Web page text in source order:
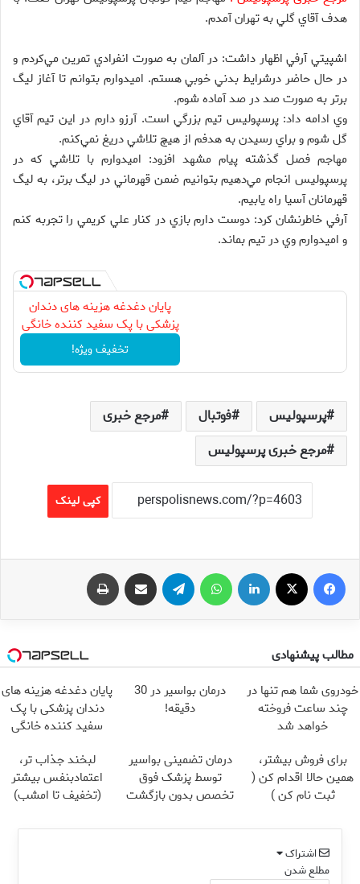
هدف آقاي گلي به تهران آمدم.
اشپيتي آرفي اظهار داشت:‌ در آلمان به صورت انفرادي تمرين مي‌كردم و
در حال حاضر درشرايط بدني خوبي هستم. اميدوارم بتوانم تا آغاز ليگ
برتر به صورت صد در صد آماده شوم.
وي ادامه داد: پرسپوليس تيم بزرگي است. آرزو دارم در اين تيم آقاي
گل شوم و براي رسيدن به هدفم از هيچ تلاشي دريغ نمي‌كنم.
مهاجم فصل گذشته پيام مشهد افزود:‌ اميدوارم با تلاشي كه در
پرسپوليس انجام مي‌دهيم بتوانيم ضمن قهرماني در ليگ برتر، به ليگ
قهرمانان آسيا راه يابيم.
آرفي خاطرنشان كرد:‌ دوست دارم بازي در كنار علي كريمي را تجربه كنم
و اميدوارم وي در تيم بماند.
پایان دغدغه هزینه های دندان
پزشکی با پک سفید کننده خانگی
تخفیف ویژه!
پرسپولیس فوتبال
مرجع خبری
مرجع خبری پرسپولیس
کپی لینک
فیس بوک لینکدین تلگرام اشتراک گذاری از طریق ایمیل
مطالب پیشنهادی
خودروی شما هم تنها در
چند ساعت فروخته
خواهد شد
درمان بواسیر در 30
دقیقه!
پایان دغدغه هزینه های
دندان پزشکی با پک
سفید کننده خانگی
برای فروش بیشتر،
همین حالا اقدام کن (
ثبت نام کن )
درمان تضمینی بواسیر
توسط پزشک فوق
تخصص بدون بازگشت
لبخند جذاب تر،
اعتمادبنفس بیشتر
(تخفیف تا امشب)
اشتراک
مطلع شدن